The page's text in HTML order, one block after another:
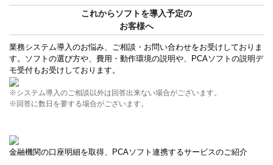
これからソフトを導入予定の
お客様へ
業務システム導入のお悩み、ご相談・お問い合わせをお受けしておりま
す。ソフトの選び方や、費用・動作環境の説明や、PCAソフトの説明デ
モ受付もお受けしております。
※システム導入のご相談以外は回答出来ない場合がございます。
※回答に数日を要する場合がございます。
金融機関の口座明細を取得、PCAソフト連携するサービスのご紹介